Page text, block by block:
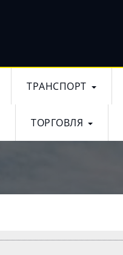
ТРАНСПОРТ
ТОРГОВЛЯ